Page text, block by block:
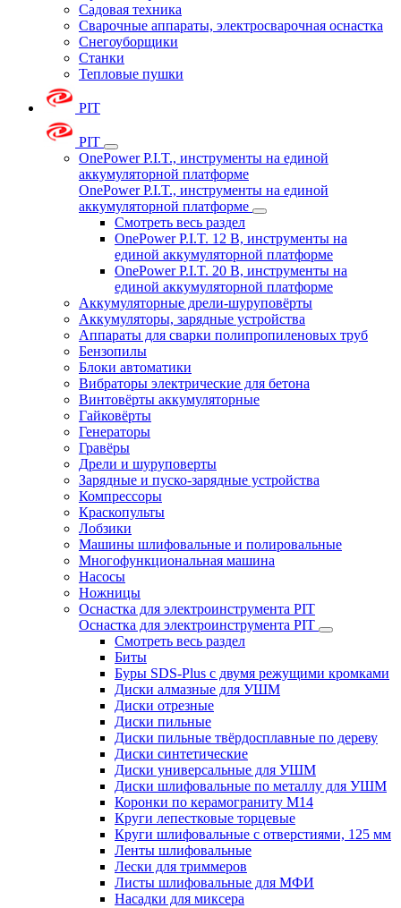
Садовая техника
Сварочные аппараты, электросварочная оснастка
Снегоуборщики
Станки
Тепловые пушки
PIT
PIT
OnePower P.I.T., инструменты на единой
аккумуляторной платформе
OnePower P.I.T., инструменты на единой
аккумуляторной платформе
Смотреть весь раздел
OnePower P.I.T. 12 В, инструменты на
единой аккумуляторной платформе
OnePower P.I.T. 20 В, инструменты на
единой аккумуляторной платформе
Аккумуляторные дрели-шуруповёрты
Аккумуляторы, зарядные устройства
Аппараты для сварки полипропиленовых труб
Бензопилы
Блоки автоматики
Вибраторы электрические для бетона
Винтовёрты аккумуляторные
Гайковёрты
Генераторы
Гравёры
Дрели и шуруповерты
Зарядные и пуско-зарядные устройства
Компрессоры
Краскопульты
Лобзики
Машины шлифовальные и полировальные
Многофункциональная машина
Насосы
Ножницы
Оснастка для электроинструмента PIT
Оснастка для электроинструмента PIT
Смотреть весь раздел
Биты
Буры SDS-Plus c двумя режущими кромками
Диски алмазные для УШМ
Диски отрезные
Диски пильные
Диски пильные твёрдосплавные по дереву
Диски синтетические
Диски универсальные для УШМ
Диски шлифовальные по металлу для УШМ
Коронки по керамограниту M14
Круги лепестковые торцевые
Круги шлифовальные с отверстиями, 125 мм
Ленты шлифовальные
Лески для триммеров
Листы шлифовальные для МФИ
Насадки для миксера